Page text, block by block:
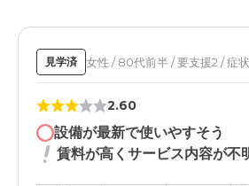
見学済 女性 / 80代前半 / 要支援2 / 症
2.60
設備が最新で使いやすそう
賃料が高くサービス内容が不